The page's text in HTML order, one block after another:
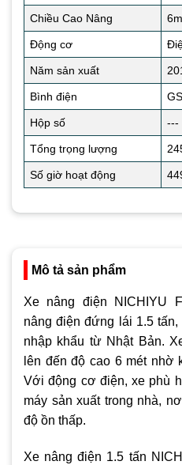
Chiều Cao Nâng
Động cơ
Năm sản xuất
Bình điện
Hộp số ---
Tổng trọng lượng
Số giờ hoạt động
Mô tả sản phẩm
Xe nâng điện NICHIYU
nâng điện đứng lái 1.5
nhập khẩu từ Nhật Bản.
lên đến độ cao 6 mét nhờ
Với động cơ điện, xe phù
máy sản xuất trong nhà,
độ ồn thấp.
Xe nâng điện 1.5 tấn